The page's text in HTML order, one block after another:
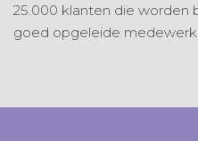
25.000 klanten die worden
goed opgeleide